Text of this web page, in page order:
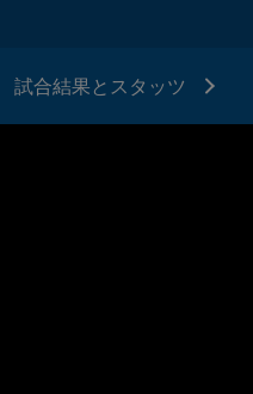
試合結果とスタッツ